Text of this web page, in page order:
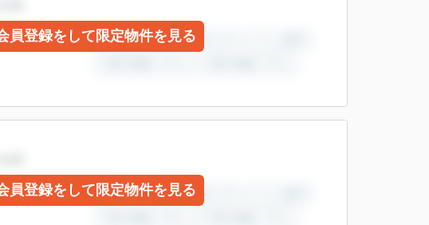
員登録をして限定物件を見る
員登録をして限定物件を見る